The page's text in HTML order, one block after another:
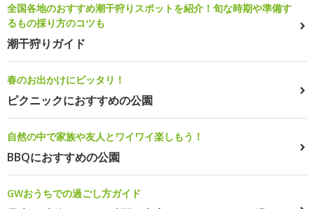
全国各地のおすすめ潮干狩りスポットを紹介！旬な時期や準備す
るもの採り方のコツも
潮干狩りガイド
春のお出かけにピッタリ！
ピクニックにおすすめの公園
自然の中で家族や友人とワイワイ楽しもう！
BBQにおすすめの公園
GWおうちでの過ごし方ガイド